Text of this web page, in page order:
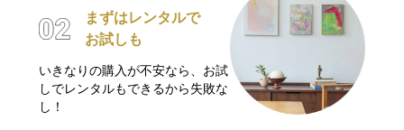
まずはレンタルで
お試しも
いきなりの購入が不安なら、お試
しでレンタルもできるから失敗な
し！